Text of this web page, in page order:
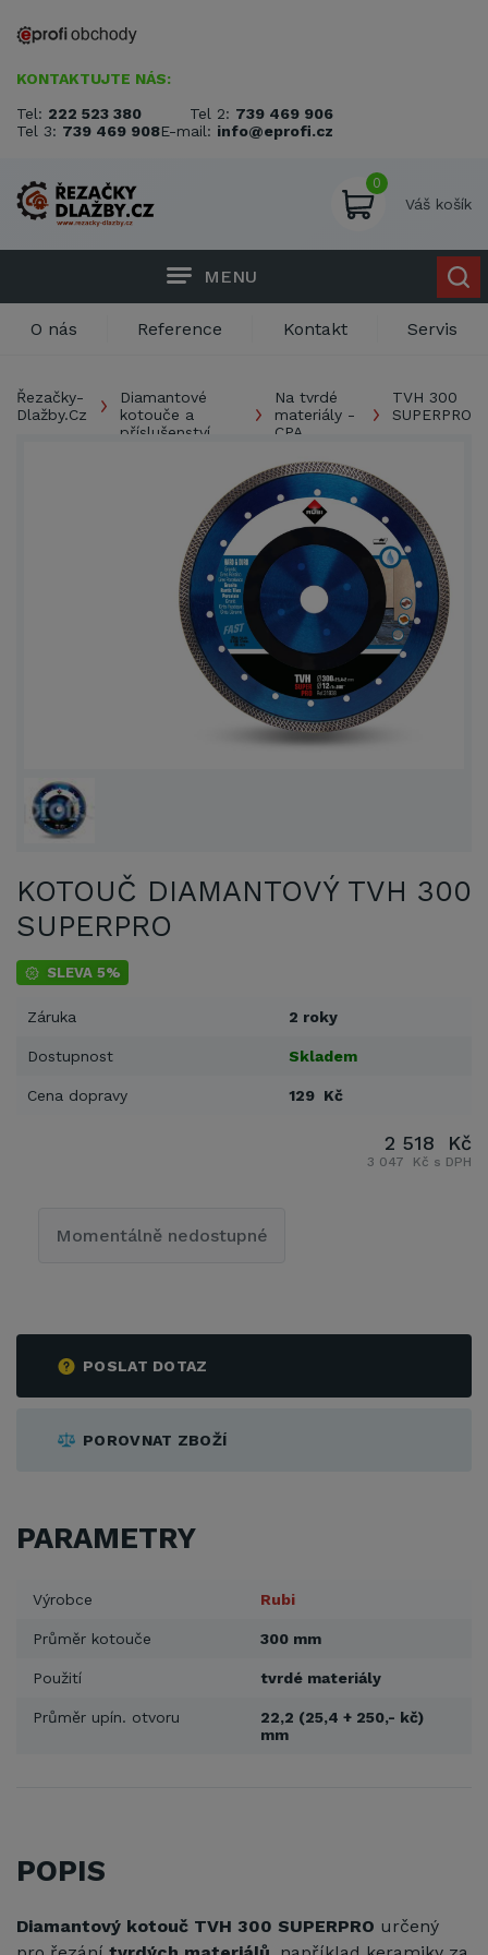
KONTAKTUJTE NÁS:
Tel: 222 523 380 Tel 2: 739 469 906
Tel 3: 739 469 908E-mail: info@eprofi.cz
0
Váš košík
MENU
O nás Reference Kontakt Servis
Řezačky-
Dlažby.Cz
Diamantové
kotouče a
příslušenství
Na tvrdé
materiály -
CPA
TVH 300
SUPERPRO
KOTOUČ DIAMANTOVÝ TVH 300
SUPERPRO
SLEVA 5%
Záruka 2 roky
Dostupnost Skladem
Cena dopravy 129 Kč
POSLAT DOTAZ
POROVNAT ZBOŽÍ
2 518 Kč
3 047 Kč s DPH
Momentálně nedostupné
PARAMETRY
Výrobce Rubi
Průměr kotouče 300 mm
Použití tvrdé materiály
Průměr upín. otvoru
22,2 (25,4 + 250,- kč)
mm
POPIS
Diamantový kotouč TVH 300 SUPERPRO určený